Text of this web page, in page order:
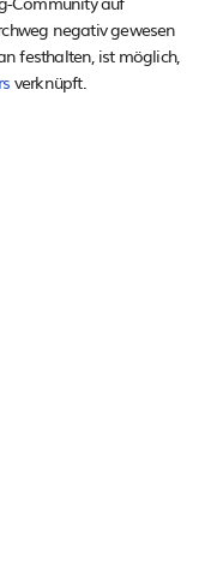
negativ gewesen
festhalten, ist möglich,
verknüpft.